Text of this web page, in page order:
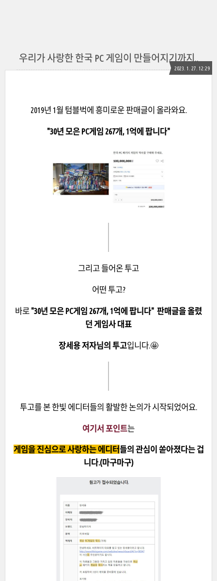
우리가 사랑한 한국 PC 게임이 만들어지기까지..
2023. 1. 27. 12:29
2019년 1월 텀블벅에 흥미로운 판매글이 올라와요.
"30년 모은 PC게임 267개, 1억에 팝니다"
그리고 들어온 투고
어떤 투고?
바로 "30년 모은 PC게임 267개, 1억에 팝니다" 판매글을 올렸
던 게임사 대표
장세용 저자님의 투고입니다.🤩
투고를 본 한빛 에디터들의 활발한 논의가 시작되었어요.
여기서 포인트는
게임을 진심으로 사랑하는 에디터들의 관심이 쏟아졌다는 겁
니다.(마구마구)